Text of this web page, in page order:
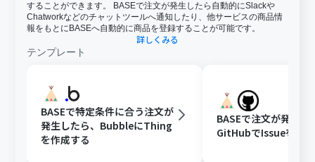
することができます。 BASEで注文が発生したら自動的にSlackや
Chatworkなどのチャットツールへ通知したり、他サービスの商品情
報をもとにBASEへ自動的に商品を登録することが可能です。
詳しくみる
テンプレート
BASEで特定条件に合う注文が
発生したら、BubbleにThing
を作成する
BASEで注文が発生し
GitHubでIssueを作